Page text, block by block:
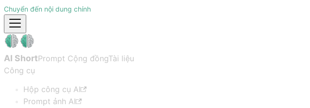
Chuyển đến nội dung chính
AI ShortPrompt Cộng đồngTài liệu
Công cụ
Hộp công cụ AI
Prompt ảnh AI